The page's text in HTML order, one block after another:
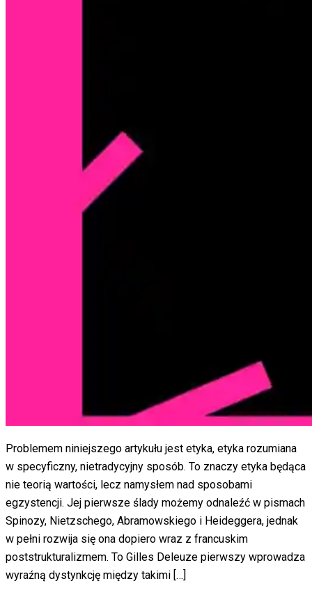
Problemem niniejszego artykułu jest etyka, etyka rozumiana
w specyficzny, nietradycyjny sposób. To znaczy etyka będąca
nie teorią wartości, lecz namysłem nad sposobami
egzystencji. Jej pierwsze ślady możemy odnaleźć w pismach
Spinozy, Nietzschego, Abramowskiego i Heideggera, jednak
w pełni rozwija się ona dopiero wraz z francuskim
poststrukturalizmem. To Gilles Deleuze pierwszy wprowadza
wyraźną dystynkcję między takimi […]